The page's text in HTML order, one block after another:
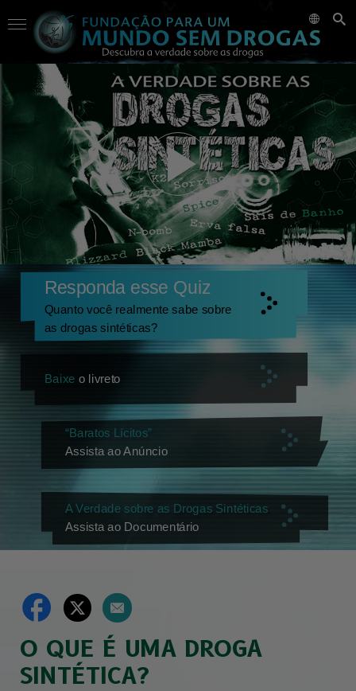
Responda esse Quiz
Quanto você realmente sabe sobre
as drogas sintéticas?
Baixe o livreto
“Baratos Lícitos”
Assista ao Anúncio
A Verdade sobre as Drogas Sintéticas
Assista ao Documentário
O QUE É UMA DROGA
SINTÉTICA?